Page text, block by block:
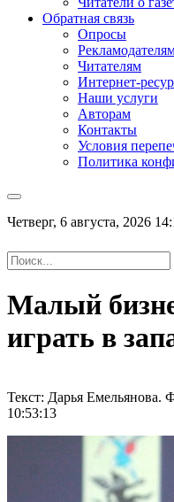
Обратная связь
Опросы
Читателям
Интернет-
Наши услуги
Авторам
Контакты
Условия
Политика
Четверг, 6 августа, 2026
Малый
играть в
Текст: Дарья Емельянова.
10:53:13